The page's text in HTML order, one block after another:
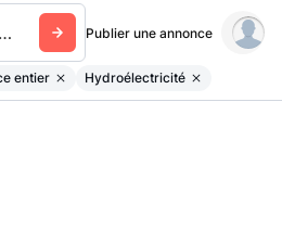
The Amazing Brentwood Publier une annonce
entier Hydroélectricité